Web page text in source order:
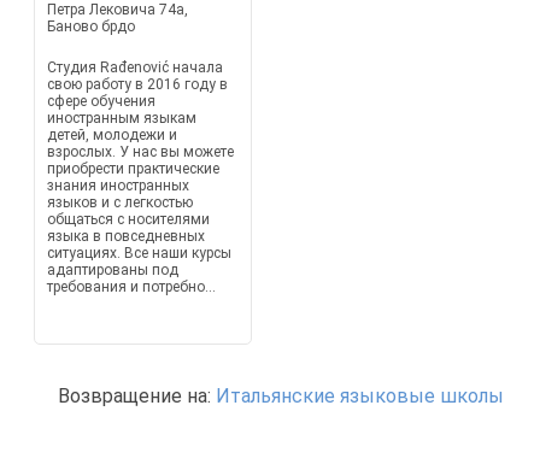
Петра Лековича 74а,
Баново брдо
Студия Rađenović начала
свою работу в 2016 году в
сфере обучения
иностранным языкам
детей, молодежи и
взрослых. У нас вы можете
приобрести практические
знания иностранных
языков и с легкостью
общаться с носителями
языка в повседневных
ситуациях. Все наши курсы
адаптированы под
требования и потребно...
Возвращение на: Итальянские языковые школы